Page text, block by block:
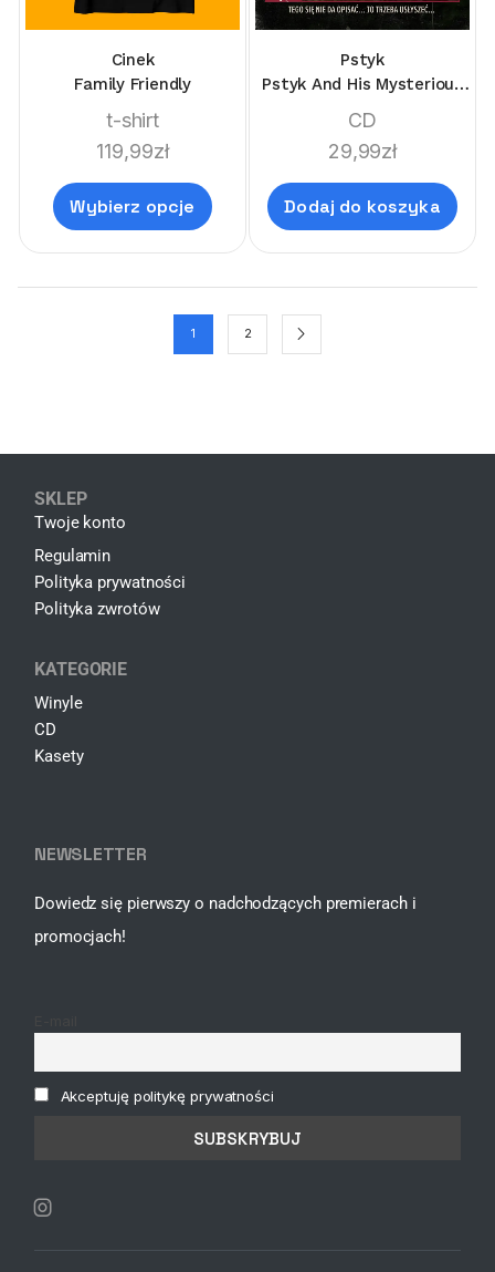
Cinek
Family Friendly
t-shirt
119,99zł
Wybierz opcje
Pstyk
Pstyk And His Mysterious
Stories
CD
29,99zł
Dodaj do koszyka
1 2
SKLEP
Twoje konto
Regulamin
Polityka prywatności
Polityka zwrotów
KATEGORIE
Winyle
CD
Kasety
NEWSLETTER
Dowiedz się pierwszy o nadchodzących premierach i
promocjach!
Akceptuję politykę prywatności